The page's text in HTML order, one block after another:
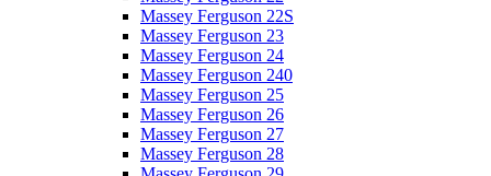
Massey Ferguson 22S
Massey Ferguson 23
Massey Ferguson 24
Massey Ferguson 240
Massey Ferguson 25
Massey Ferguson 26
Massey Ferguson 27
Massey Ferguson 28